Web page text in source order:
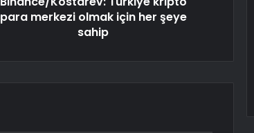
para merkezi olmak için her şeye
sahip